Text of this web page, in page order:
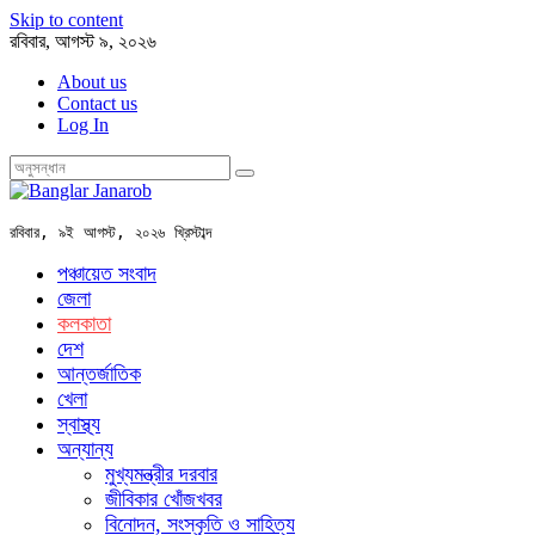
Skip to content
রবিবার, আগস্ট ৯, ২০২৬
About us
Contact us
Log In
রবিবার, ৯ই আগস্ট, ২০২৬ খ্রিস্টাব্দ
পঞ্চায়েত সংবাদ
জেলা
কলকাতা
দেশ
আন্তর্জাতিক
খেলা
স্বাস্থ্য
অন্যান্য
মুখ্যমন্ত্রীর দরবার
জীবিকার খোঁজখবর
বিনোদন, সংস্কৃতি ও সাহিত্য